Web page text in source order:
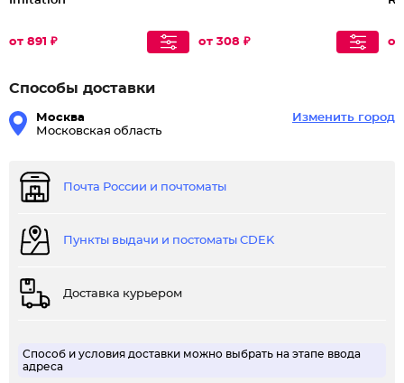
от 891 ₽ от 308 ₽
Способы доставки
Москва
Московская область
Изменить город
Почта России и почтоматы
Пункты выдачи и постоматы CDEK
Доставка курьером
Способ и условия доставки можно выбрать на этапе ввода
адреса